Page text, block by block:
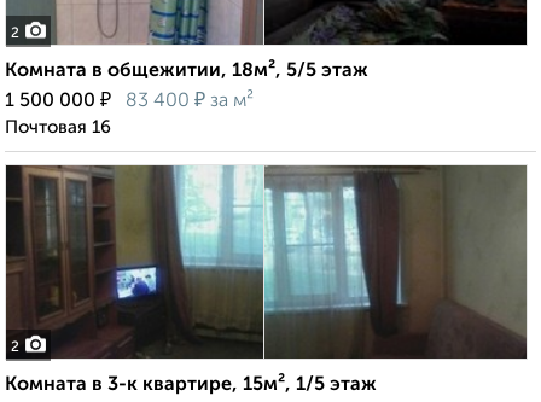
2
Комната в общежитии, 18м², 5/5 этаж
1 500 000 ₽ 83 400 ₽ за м²
Почтовая 16
2
Комната в 3-к квартире, 15м², 1/5 этаж